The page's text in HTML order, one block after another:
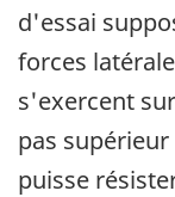
d'essai
forces
s'exercent
pas
puisse